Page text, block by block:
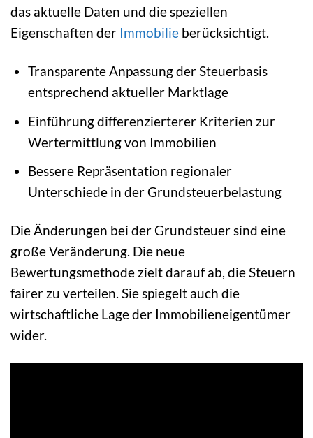
das aktuelle Daten und die speziellen
Eigenschaften der Immobilie berücksichtigt.
Transparente Anpassung der Steuerbasis
entsprechend aktueller Marktlage
Einführung differenzierterer Kriterien zur
Wertermittlung von Immobilien
Bessere Repräsentation regionaler
Unterschiede in der Grundsteuerbelastung
Die Änderungen bei der Grundsteuer sind eine
große Veränderung. Die neue
Bewertungsmethode zielt darauf ab, die Steuern
fairer zu verteilen. Sie spiegelt auch die
wirtschaftliche Lage der Immobilieneigentümer
wider.